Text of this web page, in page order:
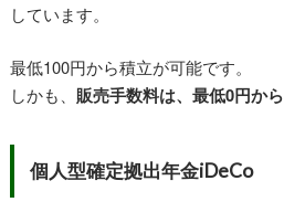
しています。
最低100円から積立が可能です。
しかも、 販売手数料は、最低0円から
個人型確定拠出年金iDeCo